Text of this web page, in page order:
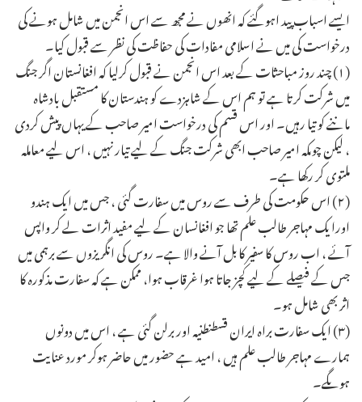
ایسے اسباب پید اہوگئے کہ انھوں نے مجھ سے اس انجمن میں شامل ہونے کی
درخواست کی میں نے اسلامی مفادات کی حفاظت کی نظر سے قبول کیا۔
(۱) چند روز مباحثات کے بعد اس انجمن نے قبول کرلیا کہ افغانستان اگر جنگ
میں شرکت کرتا ہے تو ہم اس کے شاہزدے کو ہندستان کا مستقبل بادشاہ
ماننے کو تیا رہیں۔ اور اس قسم کی درخواست امیر صاحب کے یہاں پیش کردی
، لیکن چوںکہ امیر صاحب ابھی شرکت جنگ کے لیے تیار نہیں ، اس لیے معاملہ
ملتوی کر رکھا ہے۔
(۲) اس حکومت کی طرف سے روس میں سفارت گئی ، جس میں ایک ہندو
اورا یک مہاجر طالب علم تھا جو افغانسان کے لیے مفید اثرات لے کر واپس
آئے ، اب روس کا سفیر کابل آنے والا ہے۔ روس کی انگریزوں سے برہمی میں
جس کے فیصلے کے لیے کچز جاتا ہوا غرقاب ہوا، ممکن ہے کہ سفارت مذکورہ کا
اثر بھی شامل ہو۔
(۳) ایک سفارت براہ ایران قسطنطنیہ اور برلن گئی ہے ، اس میں دونوں
ہمارے مہاجر طالب علم ہیں ، امید ہے حضور میں حاضر ہوکر مورد عنایت
ہوںگے۔